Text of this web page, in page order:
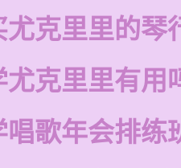
尤克里里的琴
尤克里里有用
唱歌年会排练